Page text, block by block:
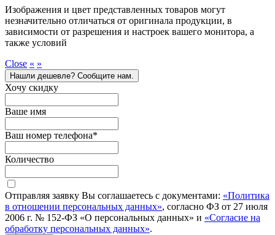
Изображения и цвет представленных товаров могут
незначительно отличаться от оригинала продукции, в
зависимости от разрешения и настроек вашего монитора, а
также условий
Close « »
Нашли дешевле? Сообщите нам.
Хочу скидку
Ваше имя
Ваш номер телефона*
Количество
Отправляя заявку Вы соглашаетесь с документами: «Политика
в отношении персональных данных», согласно ФЗ от 27 июля
2006 г. № 152-ФЗ «О персональных данных» и «Согласие на
обработку персональных данных».